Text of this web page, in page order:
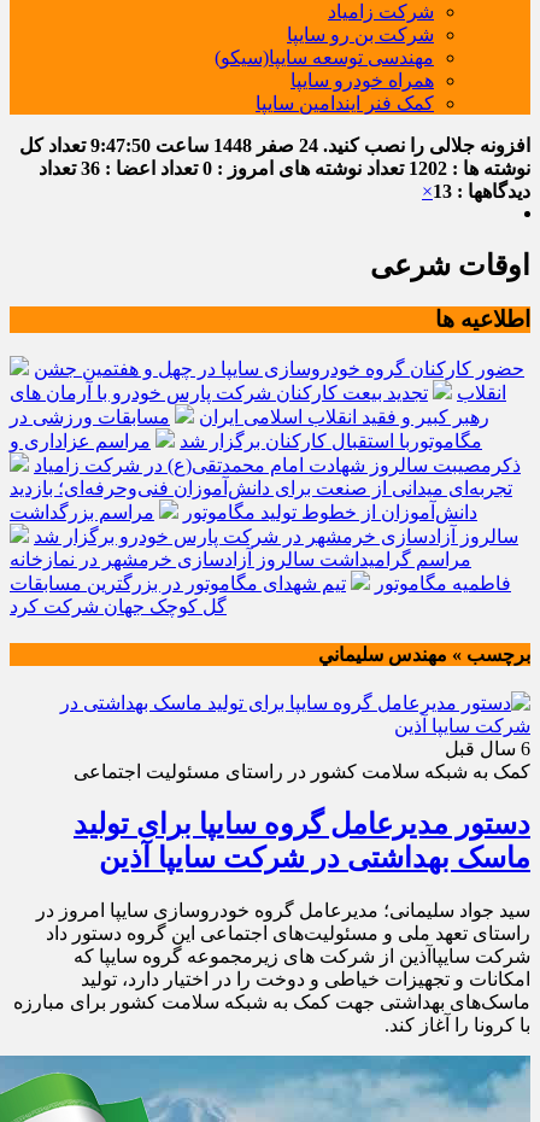
شرکت زامیاد
شرکت بن رو سایپا
مهندسی توسعه سایپا(سیکو)
همراه خودرو سایپا
کمک فنر ایندامین سایپا
افزونه جلالی را نصب کنید. 24 صفر 1448 ساعت 9:47:51تعداد کل
نوشته ها : 1202
تعداد نوشته های امروز : 0 تعداد اعضا : 36
تعداد
دیدگاهها : 13
×
اوقات شرعی
اطلاعیه ها
حضور کارکنان گروه خودروسازی سایپا در چهل و هفتمین جشن
انقلاب
تجدید بیعت کارکنان شرکت پارس خودرو با آرمان های
رهبر کبیر و فقید انقلاب اسلامی ایران
مسابقات ورزشی در
مگاموتوربا استقبال کارکنان برگزار شد
مراسم عزاداری و
ذکرمصیبت سالروز شهادت امام محمدتقی(ع) در شرکت زامیاد
تجربه‌ای میدانی از صنعت برای دانش‌آموزان فنی‌وحرفه‌ای؛ بازدید
دانش‌آموزان از خطوط تولید مگاموتور
مراسم بزرگداشت
سالروز آزادسازی خرمشهر در شرکت پارس خودرو برگزار شد
مراسم گرامیداشت سالروز آزادسازی خرمشهر در نمازخانه
فاطمیه مگاموتور
تیم شهدای مگاموتور در بزرگترین مسابقات
گل کوچک جهان شرکت کرد
برچسب » مهندس سليماني
6 سال قبل
کمک به شبکه سلامت کشور در راستای مسئولیت اجتماعی
دستور مدیرعامل گروه سایپا برای تولید
ماسک بهداشتی در شرکت سایپا آذین
سید جواد سلیمانی؛ مدیرعامل گروه خودروسازی سایپا امروز در
راستای تعهد ملی و مسئولیت‌های اجتماعی این گروه دستور داد
شرکت سایپاآذین از شرکت های زیرمجموعه گروه سایپا که
امکانات و تجهیزات خیاطی و دوخت را در اختیار دارد، تولید
ماسک‌های بهداشتی جهت کمک به شبکه سلامت کشور برای مبارزه
با کرونا را آغاز کند.